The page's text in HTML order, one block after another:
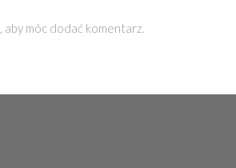
, aby móc dodać komentarz.